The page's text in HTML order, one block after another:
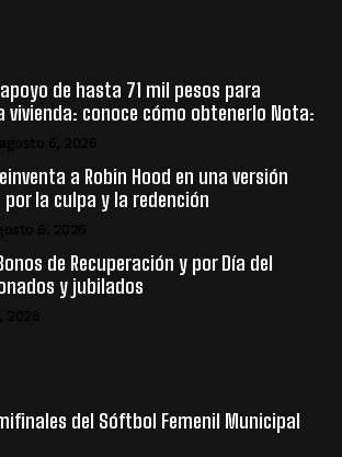
de hasta 71 mil pesos para
vivienda: conoce cómo obtenerlo Nota:
a Robin Hood en una versión
la culpa y la redención
de Recuperación y por Día del
y jubilados
del Sóftbol Femenil Municipal